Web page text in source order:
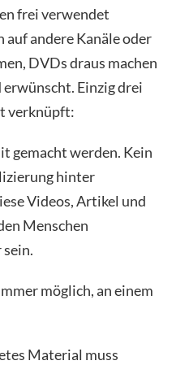
frei verwendet
andere Kanäle oder
DVDs draus machen
Einzig drei
verknüpft:
gemacht werden. Kein
hinter
Videos, Artikel und
Menschen
möglich, an einem
Material muss